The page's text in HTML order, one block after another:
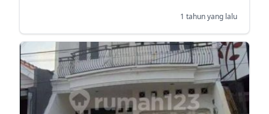
1 tahun yang lalu